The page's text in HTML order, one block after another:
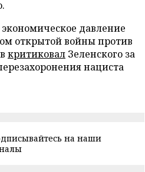
экономическое давление
открытой войны против
критиковал Зеленского за
нациста
на наши